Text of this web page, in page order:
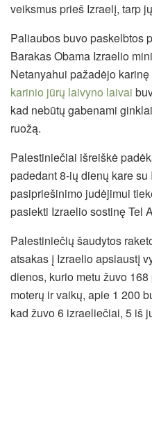
veiksmus prieš Izraelį, tarp
Paliaubos buvo paskelbtos
Barakas Obama Izraelio
Netanyahui pažadėjo
karinio jūrų laivyno laivai
kad nebūtų gabenami
ruožą.
Palestiniečiai išreiškė
padedant 8-ių dienų kare
pasipriešinimo judėjimui
pasiekti Izraelio sostinę Tel
Palestiniečių šaudytos
atsakas į Izraelio apsiaustį
dienos, kurio metu žuvo
moterų ir vaikų, apie 1 200
kad žuvo 6 izraeliečiai, 5 iš